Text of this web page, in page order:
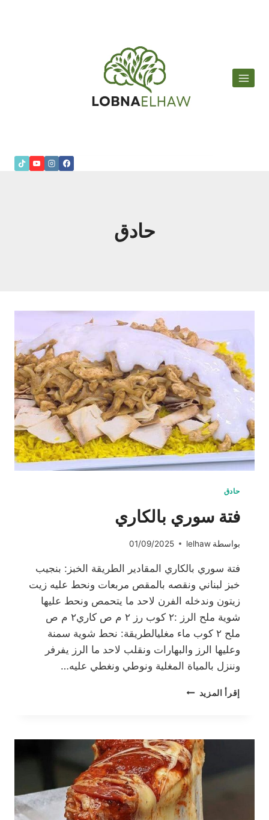
حادق
حادق
فتة سوري بالكاري
بواسطة lelhaw
01/09/2025
فتة سوري بالكاري المقادير الطريقة الخبز: بنجيب
خبز لبناني ونقصه بالمقص مربعات ونحط عليه زيت
زيتون وندخله الفرن لاحد ما يتحمص ونحط عليها
شوية ملح الرز :٢ كوب رز ٢ م ص كاري٢ م ص
ملح ٢ كوب ماء مغليالطريقة: نحط شوية سمنة
وعليها الرز والبهارات ونقلب لاحد ما الرز يفرفر
وننزل بالمياة المغلية ونوطي ونغطي عليه…
إقرأ المزيد فتة